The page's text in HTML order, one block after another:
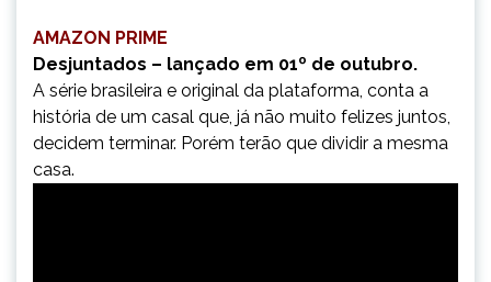
AMAZON PRIME
Desjuntados – lançado em 01º de outubro.
A série brasileira e original da plataforma, conta a
história de um casal que, já não muito felizes juntos,
decidem terminar. Porém terão que dividir a mesma
casa.